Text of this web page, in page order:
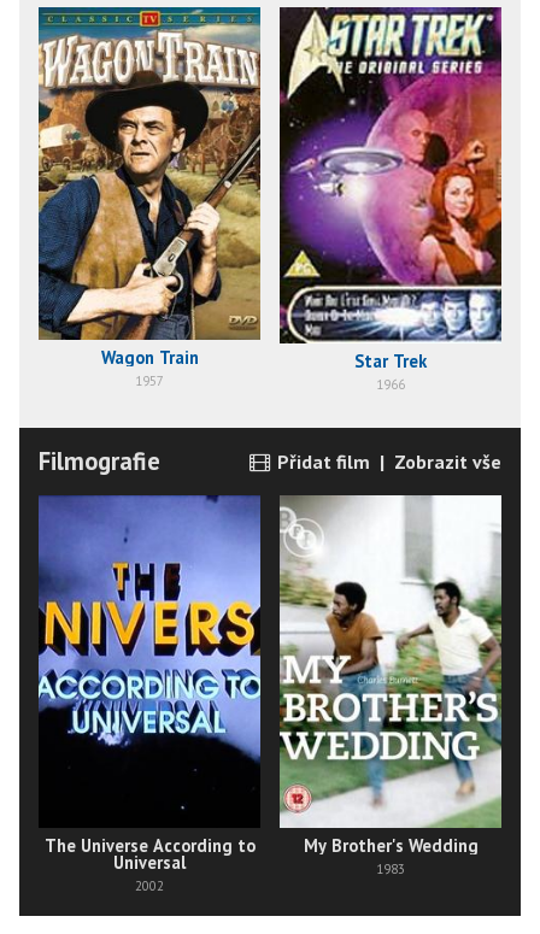
Wagon Train
1957
Star Trek
1966
Filmografie Přidat film | Zobrazit vše
The Universe According to
Universal
2002
My Brother's Wedding
1983